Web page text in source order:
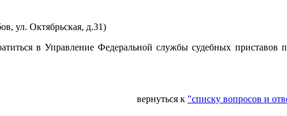
ул. Октябрьская, д.31)
в Управление Федеральной службы судебных приставов
вернуться к "списку вопросов и